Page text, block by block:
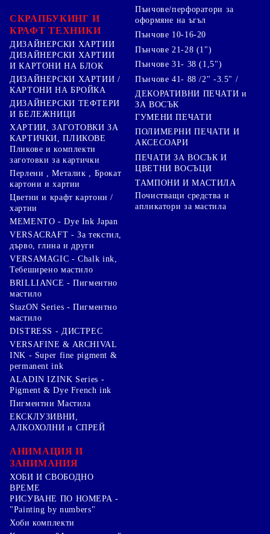
СКРАПБУКИНГ И
КРАФТ ТЕХНИКИ
ДИЗАЙНЕРСКИ ХАРТИИ
ДИЗАЙНЕРСКИ ХАРТИИ
И КАРТОНИ НА БЛОК
ДИЗАЙНЕРСКИ ХАРТИИ /
КАРТОНИ НА БРОЙКА
ДИЗАЙНЕРСКИ ТЕФТЕРИ
И БЕЛЕЖНИЦИ
ХАРТИИ, ЗАГОТОВКИ ЗА
КАРТИЧКИ, ПЛИКОВЕ
Пликове и комплекти
заготовки за картички
Перлени , Металик , Брокат
картони и хартии
Цветни и крафт картони /
хартии
Пънчове/перфоратори за
оформяне на ъгъл
Пънчове 10-16-20
Пънчове 21-28 (1")
Пънчове 31- 38 (1,5")
Пънчове 41- 88 /2" -3.5" /
ДЕКОРАТИВНИ ПЕЧАТИ и
ЗА ВОСЪК
ГУМЕНИ ПЕЧАТИ
ПОЛИМЕРНИ ПЕЧАТИ И
АКСЕСОАРИ
ПЕЧАТИ ЗА ВОСЪК И
ЦВЕТНИ ВОСЪЦИ
ТАМПОНИ И МАСТИЛА
Почистващи средства и
апликатори за мастила
MEMENTO - Dye Ink Japan
VERSACRAFT - За текстил,
дърво, глина и други
VERSAMAGIC - Chalk ink,
Тебеширено мастило
BRILLIANCE - Пигментно
мастило
StazON Series - Пигментно
мастило
DISTRESS - ДИСТРЕС
VERSAFINE & ARCHIVAL
INK - Super fine pigment &
permanent ink
ALADIN IZINK Series -
Pigment & Dye French ink
Пигментни Мастила
ЕКСКЛУЗИВНИ,
АЛКОХОЛНИ и СПРЕЙ
АНИМАЦИЯ И
ЗАНИМАНИЯ
ХОБИ И СВОБОДНО
ВРЕМЕ
РИСУВАНЕ ПО НОМЕРА -
"Painting by numbers"
Хоби комплекти